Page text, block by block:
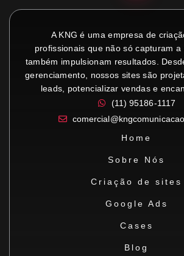
A KNG é uma empresa de
profissionais que não só capturam a
também impulsionam resultados.
gerenciamento, nossos sites são
leads, potencializar vendas e
(11) 95186-1117
Home
Sobre Nós
Criação de sites
Google Ads
Cases
Blog